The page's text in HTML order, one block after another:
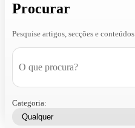
Procurar
Pesquise artigos, secções e conteúdos
Categoria: